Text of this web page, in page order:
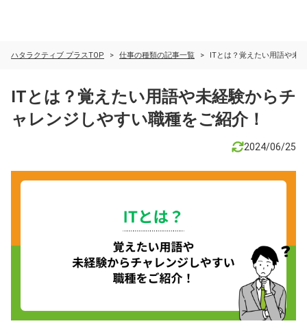
ハタラクティブ プラスTOP 仕事の種類の記事一覧 ITとは？覚えたい用語や未
ITとは？覚えたい用語や未経験からチ
ャレンジしやすい職種をご紹介！
2024/06/25